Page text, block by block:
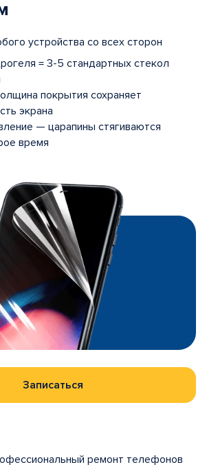
устройства со всех сторон
= 3-5 стандартных стекол
покрытия сохраняет
экрана
— царапины стягиваются
время
Записаться
ремонт телефонов